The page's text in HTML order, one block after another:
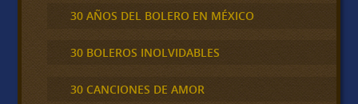
30 AÑOS DEL BOLERO EN MÉXICO
30 BOLEROS INOLVIDABLES
30 CANCIONES DE AMOR